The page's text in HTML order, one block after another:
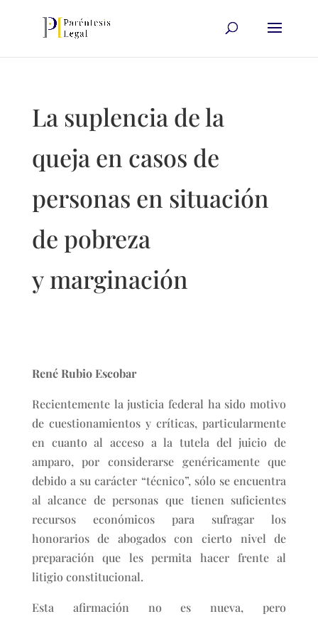
La suplencia de la
queja en casos de
personas en situación
de pobreza
y marginación
René Rubio Escobar
Recientemente la justicia federal ha sido motivo
de cuestionamientos y críticas, particularmente
en cuanto al acceso a la tutela del juicio de
amparo, por considerarse genéricamente que
debido a su carácter “técnico”, sólo se encuentra
al alcance de personas que tienen suficientes
recursos económicos para sufragar los
honorarios de abogados con cierto nivel de
preparación que les permita hacer frente al
litigio constitucional.
Esta afirmación no es nueva, pero